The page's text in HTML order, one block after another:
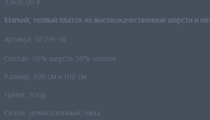
Мягкий, теплый платок из высококачественной шерсти и
Артикул: GF219-36
Состав: 50% шерсть 50% хлопок
Размер: 100 см x 100 см
Принт: Узор
Сезон: демисезонный/зима